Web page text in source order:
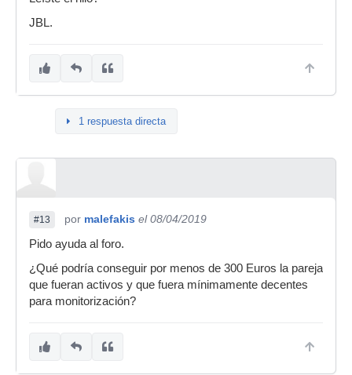
JBL.
1 respuesta directa
#13 por malefakis el 08/04/2019
Pido ayuda al foro.
¿Qué podría conseguir por menos de 300 Euros la pareja
que fueran activos y que fuera mínimamente decentes
para monitorización?